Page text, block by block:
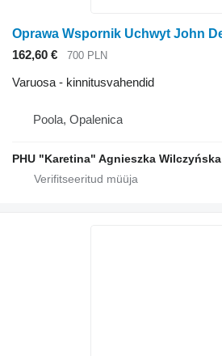
162,60 € 700 PLN
Varuosa - kinnitusvahendid
Poola, Opalenica
PHU "Karetina" Agnieszka Wilczyńska